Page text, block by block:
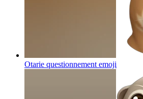
Otarie questionnement emoji